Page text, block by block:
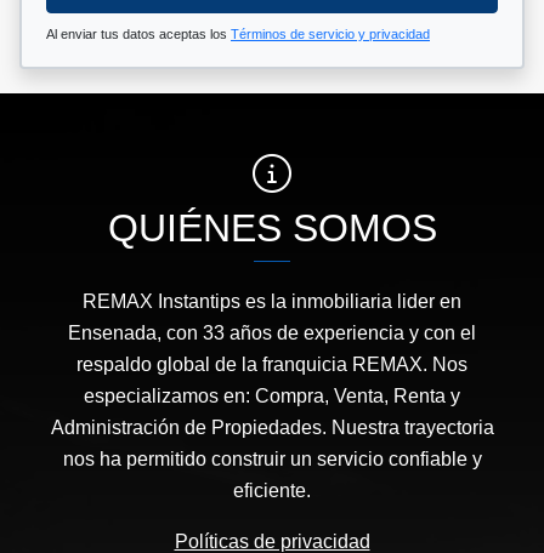
Al enviar tus datos aceptas los Términos de servicio y privacidad
QUIÉNES SOMOS
REMAX Instantips es la inmobiliaria lider en
Ensenada, con 33 años de experiencia y con el
respaldo global de la franquicia REMAX. Nos
especializamos en: Compra, Venta, Renta y
Administración de Propiedades. Nuestra trayectoria
nos ha permitido construir un servicio confiable y
eficiente.
Políticas de privacidad